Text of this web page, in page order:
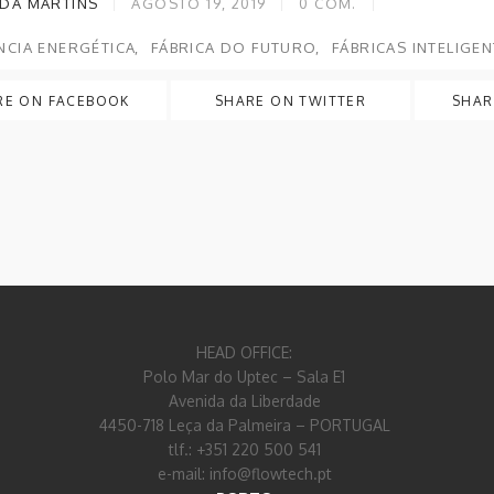
ENERGÉTICA FÁBRICA DO FUTURO FÁBRICAS
ON FACEBOOK SHARE ON TWITTER
HEAD OFFICE:
Polo Mar do Uptec – Sala E1
Avenida da Liberdade
4450-718 Leça da Palmeira – PORTUGAL
tlf.: +351 220 500 541
e-mail: info@flowtech.pt